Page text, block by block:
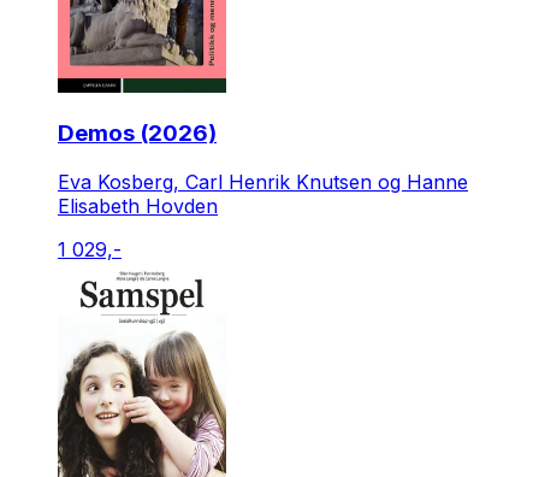
Demos (2026)
Eva Kosberg, Carl Henrik Knutsen og Hanne
Elisabeth Hovden
1 029,-